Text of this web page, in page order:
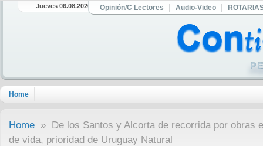
Jueves 06.08.2026 Opinión/C Lectores Audio-Video
Home
Home » De los Santos y Alcorta de recorrida por obras
de vida, prioridad de Uruguay Natural